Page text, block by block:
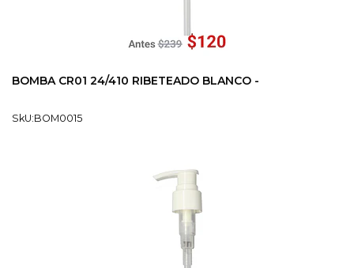
BOMBA CR01 24/410 RIBETEADO BLANCO -
SkU:BOM0015